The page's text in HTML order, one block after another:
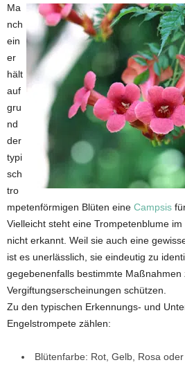
Ma
nch
ein
er
hält
auf
gru
nd
der
typi
sch
tro
mpetenförmigen Blüten eine Campsis
Vielleicht steht eine Trompetenblume
nicht erkannt. Weil sie auch eine
ist es unerlässlich, sie eindeutig zu
gegebenenfalls bestimmte Maßnahmen
Vergiftungserscheinungen schützen.
Zu den typischen Erkennungs- und
Engelstrompete zählen:
Blütenfarbe: Rot, Gelb, Rosa